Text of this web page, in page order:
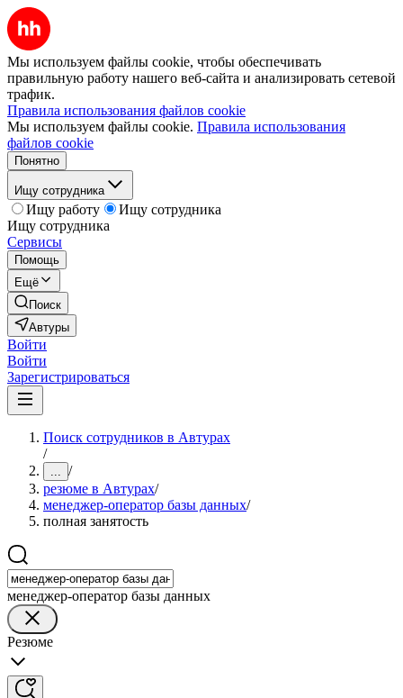
Мы используем файлы cookie, чтобы обеспечивать
правильную работу нашего веб-сайта и анализировать сетевой
трафик.
Правила использования файлов cookie
Мы используем файлы cookie. Правила использования
файлов cookie
Понятно
Ищу сотрудника
Ищу работу
Ищу сотрудника
Ищу сотрудника
Сервисы
Помощь
Ещё
Поиск
Автуры
Войти
Войти
Зарегистрироваться
Поиск сотрудников в Автурах
/
... /
резюме в Автурах/
менеджер-оператор базы данных/
полная занятость
менеджер-оператор базы данных
Резюме